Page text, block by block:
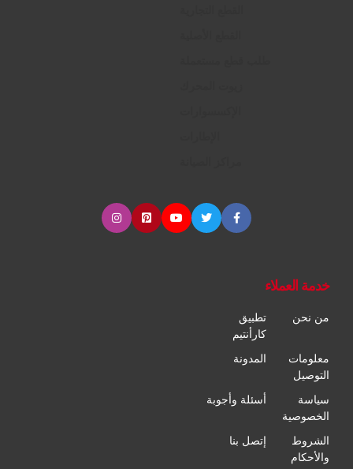
خدمة العملاء
من نحن
تطبيق
كارأنتيم
معلومات
التوصيل
المدونة
سياسة
الخصوصية
أسئلة وأجوبة
الشروط
والأحكام
إتصل بنا